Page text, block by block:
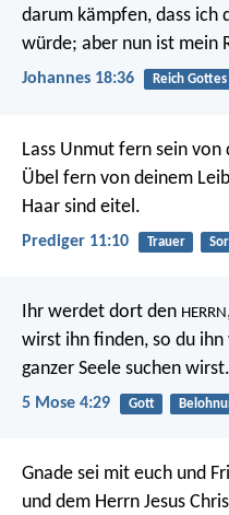
darum kämpfen, dass
würde; aber nun ist mein
Johannes 18:36 Reich Gottes
Lass Unmut fern sein
Übel fern von deinem
Haar sind eitel.
Prediger 11:10 Trauer
Ihr werdet dort den HERRN
wirst ihn finden, so du ihn
ganzer Seele suchen wirst.
5 Mose 4:29 Gott
Gnade sei mit euch und
und dem Herrn Jesus